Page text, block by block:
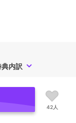
典内訳
42人